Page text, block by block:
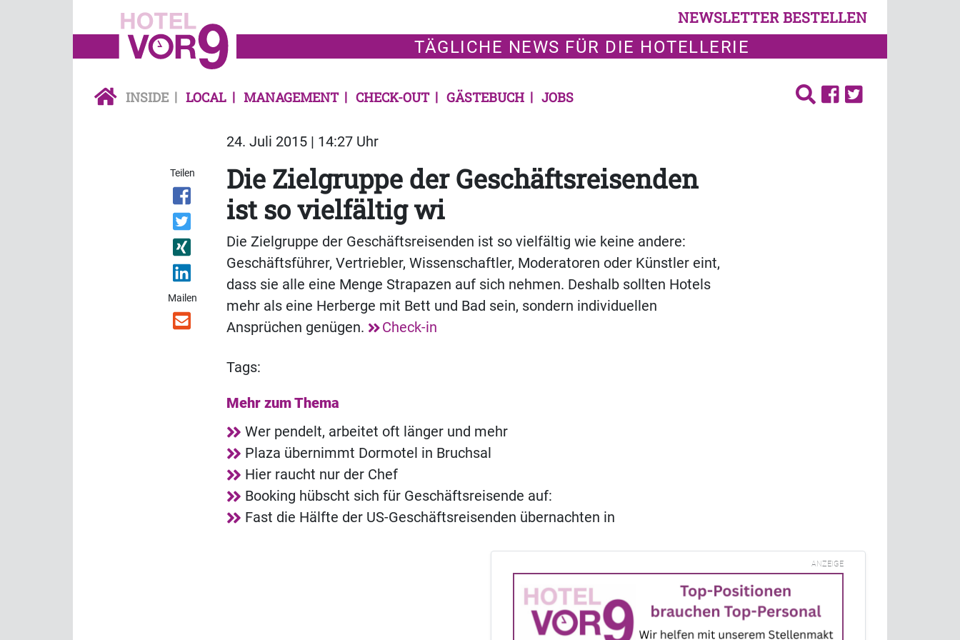
NEWSLETTER BESTELLEN
TÄGLICHE NEWS FÜR DIE HOTELLERIE
INSIDE LOCAL MANAGEMENT CHECK-OUT GÄSTEBUCH JOBS
24. Juli 2015 | 14:27 Uhr
Teilen
Mailen
Die Zielgruppe der Geschäftsreisenden
ist so vielfältig wi
Die Zielgruppe der Geschäftsreisenden ist so vielfältig wie keine andere:
Geschäftsführer, Vertriebler, Wissenschaftler, Moderatoren oder Künstler eint,
dass sie alle eine Menge Strapazen auf sich nehmen. Deshalb sollten Hotels
mehr als eine Herberge mit Bett und Bad sein, sondern individuellen
Ansprüchen genügen.
Check-in
Tags:
Mehr zum Thema
Wer pendelt, arbeitet oft länger und mehr
Plaza übernimmt Dormotel in Bruchsal
Hier raucht nur der Chef
Booking hübscht sich für Geschäftsreisende auf:
Fast die Hälfte der US-Geschäftsreisenden übernachten in
ANZEIGE